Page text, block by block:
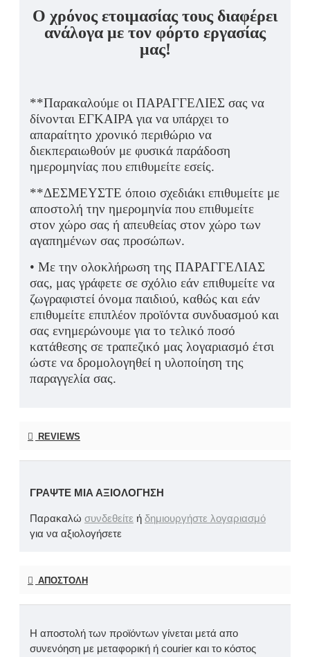
Ο χρόνος ετοιμασίας τους διαφέρει
ανάλογα με τον φόρτο εργασίας
μας!
**Παρακαλούμε οι ΠΑΡΑΓΓΕΛΙΕΣ σας να
δίνονται ΕΓΚΑΙΡΑ για να υπάρχει το
απαραίτητο χρονικό περιθώριο να
διεκπεραιωθούν με φυσικά παράδοση
ημερομηνίας που επιθυμείτε εσείς.
**ΔΕΣΜΕΥΣΤΕ όποιο σχεδιάκι επιθυμείτε με
αποστολή την ημερομηνία που επιθυμείτε
στον χώρο σας ή απευθείας στον χώρο των
αγαπημένων σας προσώπων.
• Με την ολοκλήρωση της ΠΑΡΑΓΓΕΛΙΑΣ
σας, μας γράφετε σε σχόλιο εάν επιθυμείτε να
ζωγραφιστεί όνομα παιδιού, καθώς και εάν
επιθυμείτε επιπλέον προϊόντα συνδυασμού και
σας ενημερώνουμε για το τελικό ποσό
κατάθεσης σε τραπεζικό μας λογαριασμό έτσι
ώστε να δρομολογηθεί η υλοποίηση της
παραγγελία σας.
REVIEWS
ΓΡΆΨΤΕ ΜΙΑ ΑΞΙΟΛΌΓΗΣΗ
Παρακαλώ συνδεθείτε ή δημιουργήστε λογαριασμό
για να αξιολογήσετε
ΑΠΟΣΤΟΛΉ
Η αποστολή των προϊόντων γίνεται μετά απο
συνενόηση με μεταφορική ή courier και το κόστος